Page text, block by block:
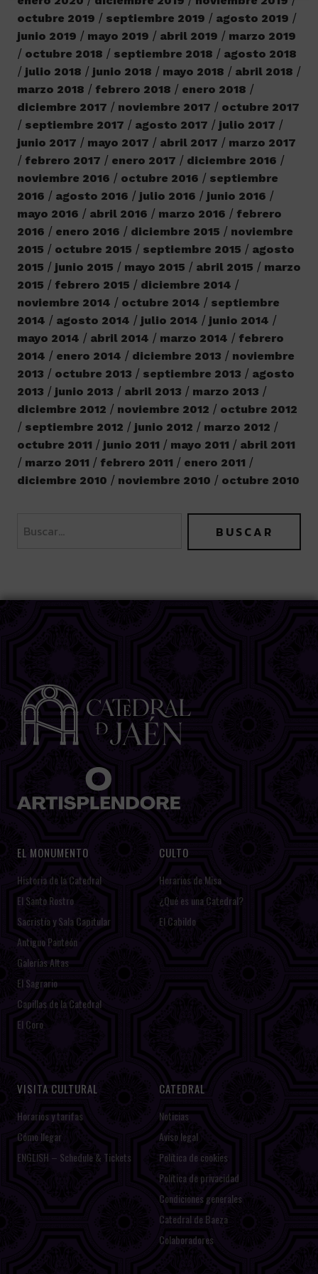
octubre 2019
septiembre 2019
agosto 2019
junio 2019
mayo 2019 abril 2019
marzo 2019
octubre 2018
septiembre 2018
agosto 2018
julio 2018
junio 2018 mayo 2018
abril 2018
marzo 2018
febrero 2018
enero 2018
diciembre 2017
noviembre 2017
octubre 2017
septiembre 2017
agosto 2017
julio 2017
junio 2017
mayo 2017 abril 2017
marzo 2017
febrero 2017
enero 2017
diciembre 2016
noviembre 2016
octubre 2016
septiembre
2016
agosto 2016 julio 2016
junio 2016
mayo 2016
abril 2016 marzo 2016
febrero
2016
enero 2016 diciembre 2015
noviembre
2015
octubre 2015 septiembre 2015
agosto
2015
junio 2015 mayo 2015 abril 2015
marzo
2015
febrero 2015
diciembre 2014
noviembre 2014
octubre 2014
septiembre
2014
agosto 2014 julio 2014
junio 2014
mayo 2014
abril 2014 marzo 2014
febrero
2014
enero 2014 diciembre 2013
noviembre
2013
octubre 2013 septiembre 2013
agosto
2013
junio 2013 abril 2013
marzo 2013
diciembre 2012
noviembre 2012
octubre 2012
septiembre 2012
junio 2012
marzo 2012
octubre 2011
junio 2011 mayo 2011
abril 2011
marzo 2011
febrero 2011
enero 2011
diciembre 2010
noviembre 2010 octubre 2010
EL MONUMENTO
Historia de la Catedral
El Santo Rostro
Sacristía y Sala Capitular
Antiguo Panteón
Galerías Altas
El Sagrario
Capillas de la Catedral
El Coro
CULTO
Horarios de Misa
¿Qué es una Catedral?
El Cabildo
VISITA CULTURAL
Horarios y tarifas
Cómo llegar
ENGLISH – Schedule & Tickets
CATEDRAL
Noticias
Aviso legal
Política de cookies
Política de privacidad
Condiciones generales
Catedral de Baeza
Colaboradores